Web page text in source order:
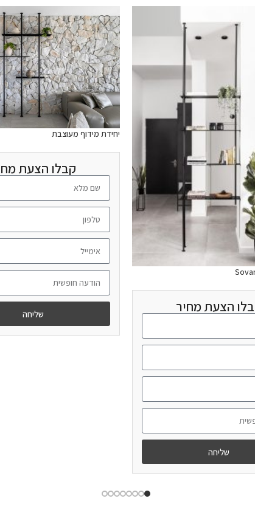
הצעת מחיר
שליחה
יחידת מידוף מעוצבת
קבלו הצעת
שליחה